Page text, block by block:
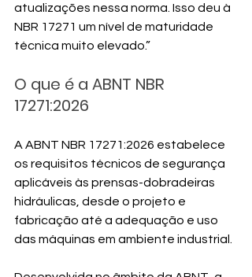
atualizações nessa norma. Isso deu à
NBR 17271 um nível de maturidade
técnica muito elevado.”
O que é a ABNT NBR
17271:2026
A ABNT NBR 17271:2026 estabelece
os requisitos técnicos de segurança
aplicáveis às prensas-dobradeiras
hidráulicas, desde o projeto e
fabricação até a adequação e uso
das máquinas em ambiente industrial.